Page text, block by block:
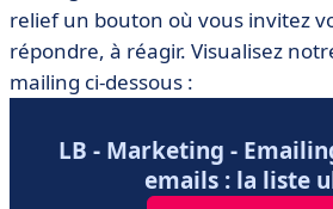
relief un bouton où vous invitez
répondre, à réagir. Visualisez
mailing ci-dessous :
LB - Marketing -
emails : la liste